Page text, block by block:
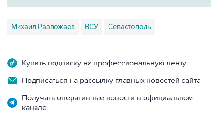
Михаил Развожаев ВСУ Севастополь
Купить подписку на профессиональную ленту
Подписаться на рассылку главных новостей сайта
Получать оперативные новости в официальном
канале